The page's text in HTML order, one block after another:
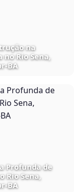
na
no Rio Sena,
Profunda de
Rio Sena,